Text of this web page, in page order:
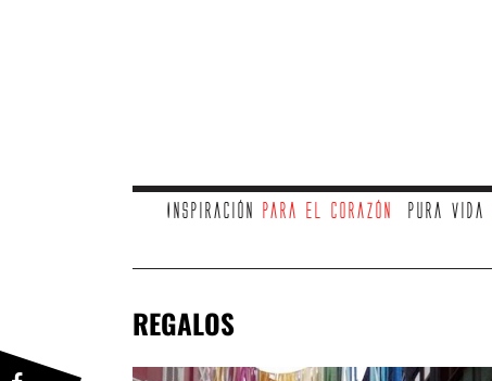
Inspiración para el corazón Pura vida
REGALOS